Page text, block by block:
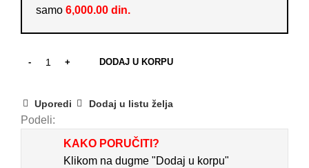
samo 6,000.00 din.
DODAJ U KORPU
Uporedi Dodaj u listu želja
Podeli:
KAKO PORUČITI?
Klikom na dugme "Dodaj u korpu"